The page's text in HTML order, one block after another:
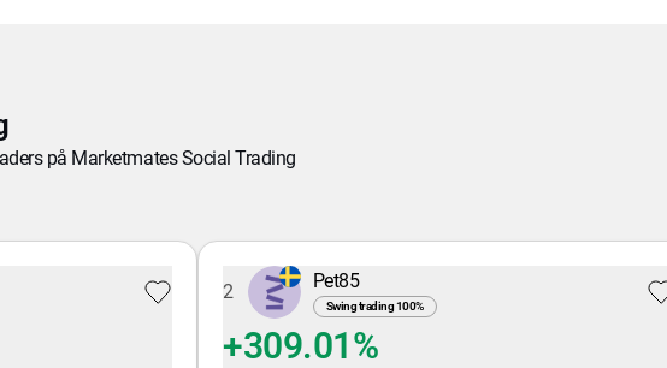
på Marketmates Social Trading
2 Pet85
Swing trading100%
+309.01%